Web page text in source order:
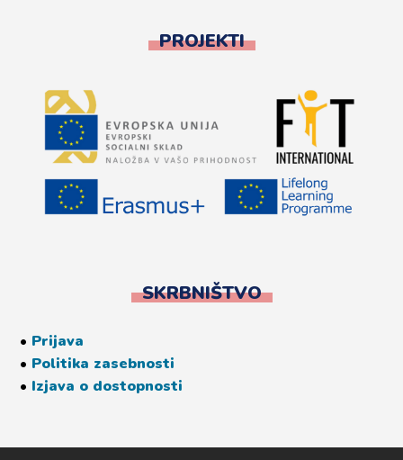
PROJEKTI
SKRBNIŠTVO
• Prijava
• Politika zasebnosti
• Izjava o dostopnosti